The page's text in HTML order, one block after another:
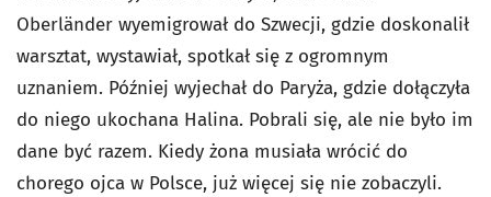
Oberländer wyemigrował do Szwecji, gdzie doskonalił
warsztat, wystawiał, spotkał się z ogromnym
uznaniem. Później wyjechał do Paryża, gdzie dołączyła
do niego ukochana Halina. Pobrali się, ale nie było im
dane być razem. Kiedy żona musiała wrócić do
chorego ojca w Polsce, już więcej się nie zobaczyli.